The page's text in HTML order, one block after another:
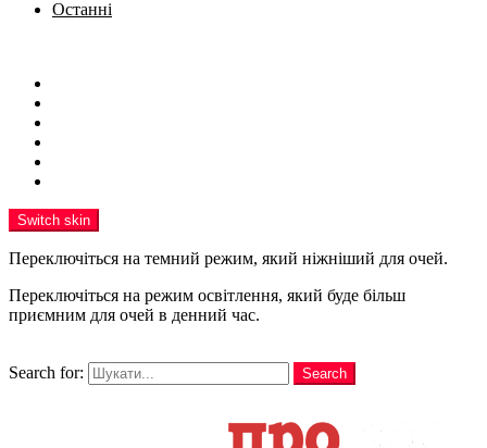
Останні
Switch skin
Переключіться на темний режим, який ніжніший для очей.
Переключіться на режим освітлення, який буде більш
приємним для очей в денний час.
Search for:
Search